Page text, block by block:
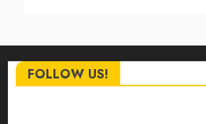
FOLLOW US!